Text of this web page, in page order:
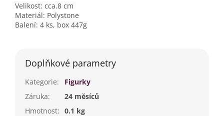
Velikost: cca.8 cm
Materiál: Polystone
Balení: 4 ks, box 447g
Doplňkové parametry
Kategorie:
Figurky
Záruka:
24 měsíců
Hmotnost: 0.1 kg